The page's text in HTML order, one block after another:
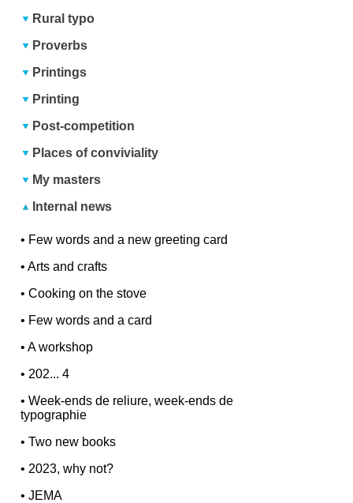
Rural typo
Proverbs
Printings
Printing
Post-competition
Places of conviviality
My masters
Internal news
• Few words and a new greeting card
•Arts and crafts
•Cooking on the stove
• Few words and a card
•A workshop
• 202... 4
•Week-ends de reliure, week-ends de
typographie
•Two new books
• 2023, why not?
•JEMA